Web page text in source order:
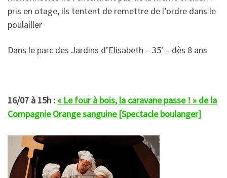
pris en otage, ils tentent de remettre de l’ordre dans le
poulailler
Dans le parc des Jardins d’Elisabeth – 35′ – dès 8 ans
16/07 à 15h : « Le four à bois, la caravane passe ! » de la
Compagnie Orange sanguine [Spectacle boulanger]